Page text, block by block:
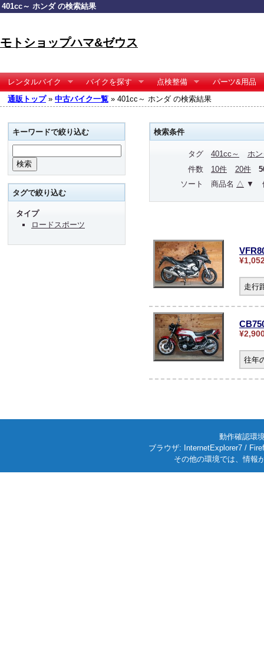
401cc～ ホンダ の検索結果
モトショップハマ&ゼウス
レンタルバイク バイクを探す 点検整備
パーツ&用品
通販トップ» 中古バイク一覧 » 401cc～ ホンダ の検索結果
検索条件
タグ 401cc～
ホ
件数
10件 20件
ソート
商品名 △ ▼
走行
往年
キーワードで絞り込む
タグで絞り込む
タイプ
ロードスポーツ
動作確認環
ブラウザ: InternetExplorer7 /
その他の環境では、情報